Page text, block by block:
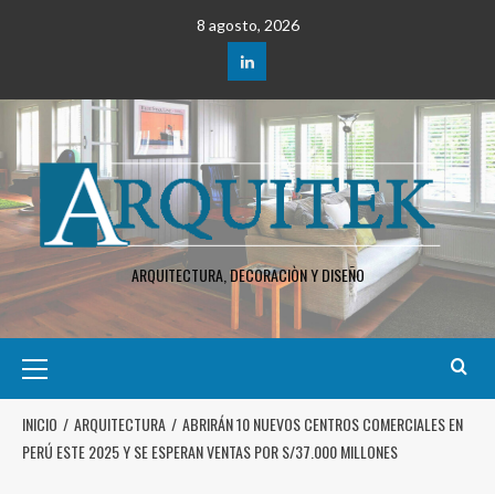
8 agosto, 2026
ARQUITECTURA, DECORACIÒN Y DISEÑO
INICIO ARQUITECTURA
ABRIRÁN 10 NUEVOS CENTROS COMERCIALES EN
PERÚ ESTE 2025 Y SE ESPERAN VENTAS POR S/37.000 MILLONES